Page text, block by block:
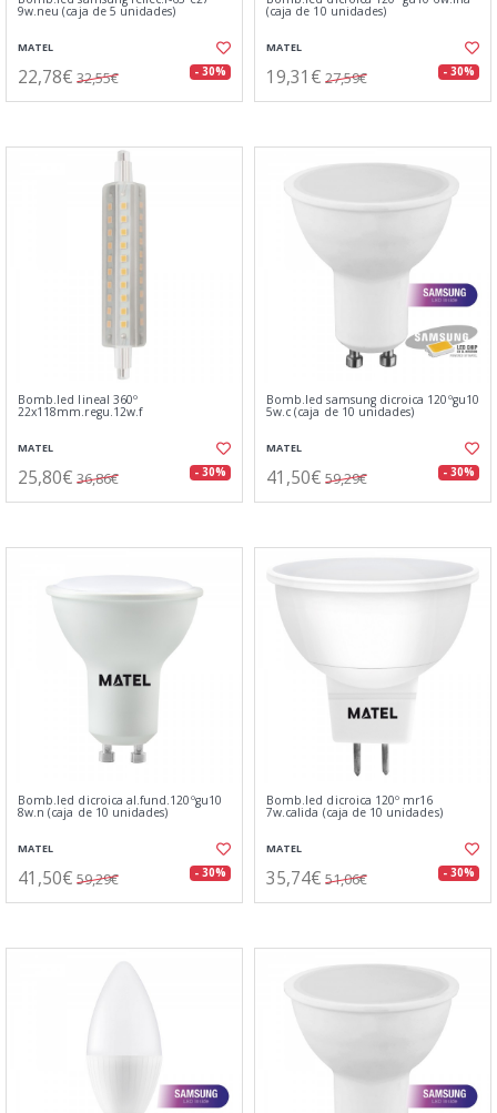
9w.neu (caja de 5 unidades)
MATEL
22,78€ 32,55€ - 30%
(caja de 10 unidades)
MATEL
19,31€ 27,59€ - 30%
Bomb.led lineal 360º
22x118mm.regu.12w.f
MATEL
25,80€ 36,86€ - 30%
Bomb.led samsung dicroica 120ºgu10
5w.c (caja de 10 unidades)
MATEL
41,50€ 59,29€ - 30%
Bomb.led dicroica al.fund.120ºgu10
8w.n (caja de 10 unidades)
MATEL
41,50€ 59,29€ - 30%
Bomb.led dicroica 120º mr16
7w.calida (caja de 10 unidades)
MATEL
35,74€ 51,06€ - 30%